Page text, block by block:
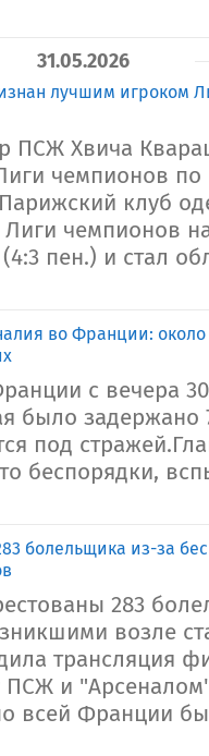
31.05.2026
лучшим игроком
ПСЖ Хвича
чемпионов по
клуб
чемпионов
пен.) и стал
во Франции:
с вечера
было задержано
под
беспорядки,
болельщика из-за
283
возле
трансляция
и "Арсеналом"
всей Франции